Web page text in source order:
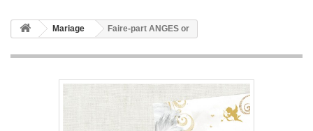
Mariage Faire-part ANGES or